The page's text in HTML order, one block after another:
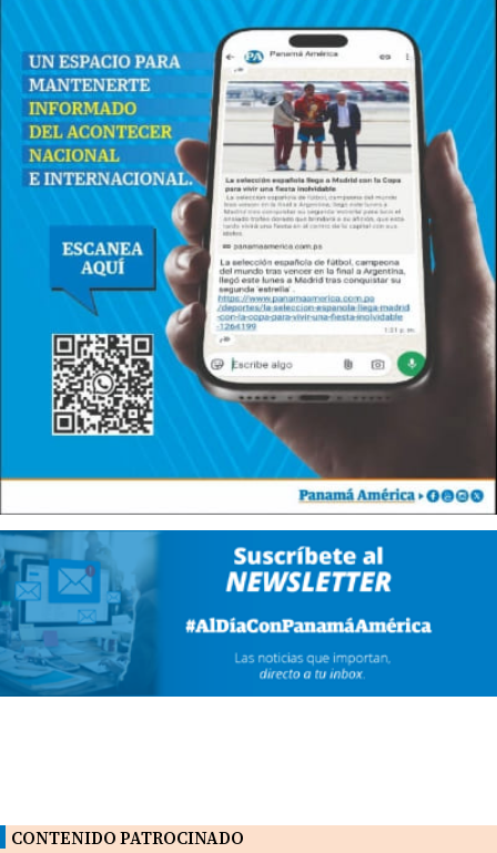
CONTENIDO PATROCINADO